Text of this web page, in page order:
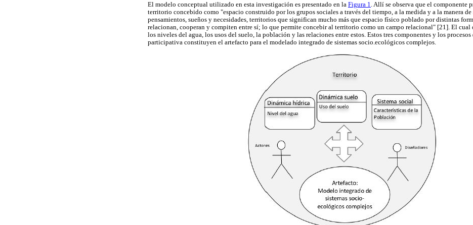
El modelo conceptual utilizado en esta investigación es presentado en la Figura 1. Allí se observa que el componente
territorio concebido como "espacio construido por los grupos sociales a través del tiempo, a la medida y a la manera de
pensamientos, sueños y necesidades, territorios que significan mucho más que espacio físico poblado por distintas
relacionan, cooperan y compiten entre sí; lo que permite concebir al territorio como un campo relacional" [21]. El cual
los niveles del agua, los usos del suelo, la población y las relaciones entre estos. Estos tres componentes y los
participativa constituyen el artefacto para el modelado integrado de sistemas socio.ecológicos complejos.